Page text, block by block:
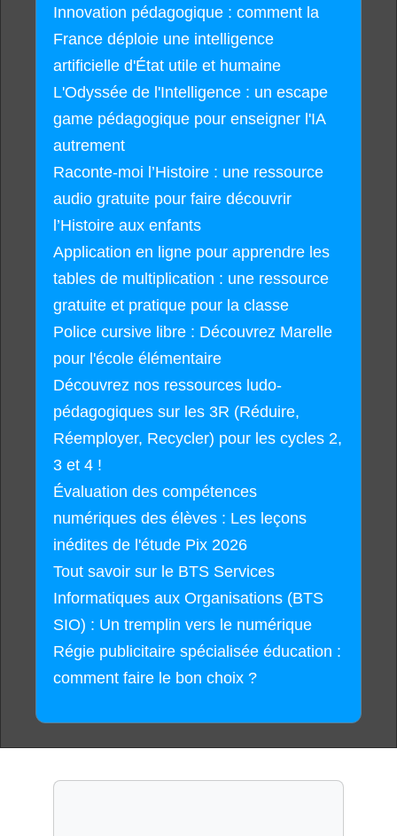
Innovation pédagogique : comment la
France déploie une intelligence
artificielle d'État utile et humaine
L'Odyssée de l'Intelligence : un escape
game pédagogique pour enseigner l'IA
autrement
Raconte-moi l’Histoire : une ressource
audio gratuite pour faire découvrir
l’Histoire aux enfants
Application en ligne pour apprendre les
tables de multiplication : une ressource
gratuite et pratique pour la classe
Police cursive libre : Découvrez Marelle
pour l'école élémentaire
Découvrez nos ressources ludo-
pédagogiques sur les 3R (Réduire,
Réemployer, Recycler) pour les cycles 2,
3 et 4 !
Évaluation des compétences
numériques des élèves : Les leçons
inédites de l'étude Pix 2026
Tout savoir sur le BTS Services
Informatiques aux Organisations (BTS
SIO) : Un tremplin vers le numérique
Régie publicitaire spécialisée éducation :
comment faire le bon choix ?